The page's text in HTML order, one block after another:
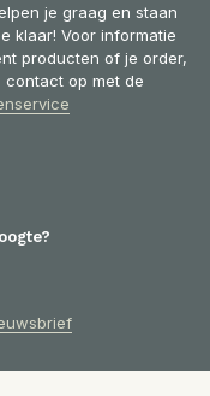
je graag en staan
klaar! Voor informatie
producten of je order,
contact op met de